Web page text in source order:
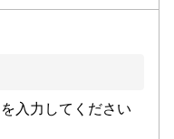
入力してください